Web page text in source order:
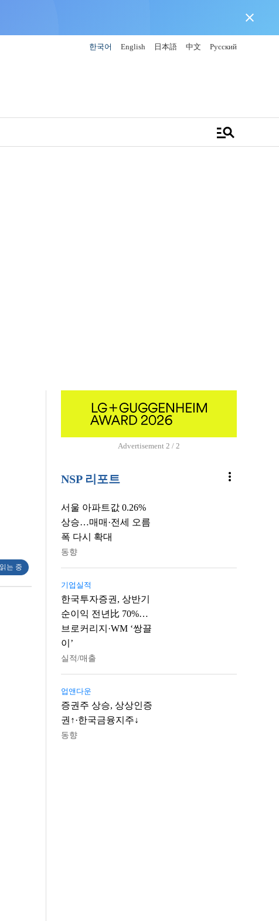
close
한국어 English 日本語 中文 Русский
manage_search
는 중
Advertisement 2 / 2
NSP 리포트 more_vert
서울 아파트값 0.26%
상승…매매·전세 오름
폭 다시 확대
동향
기업실적
한국투자증권, 상반기
순이익 전년比 70%…
브로커리지·WM ‘쌍끌
이’
실적/매출
업앤다운
증권주 상승, 상상인증
권↑·한국금융지주↓
동향